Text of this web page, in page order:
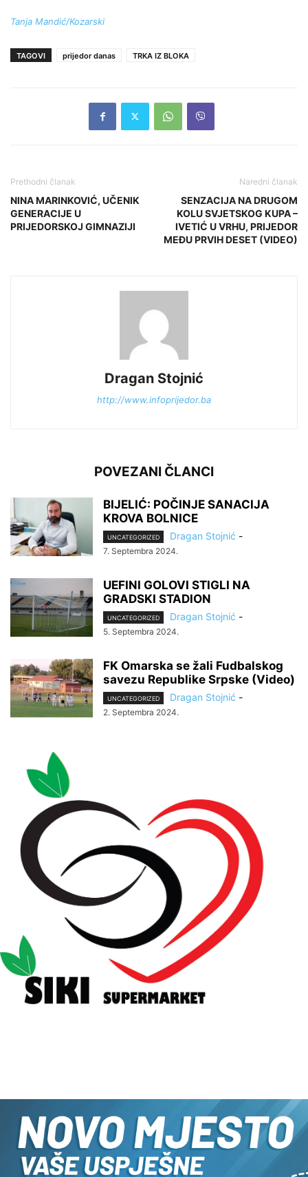
Tanja Mandić/Kozarski
TAGOVI prijedor danas TRKA IZ BLOKA
Prethodni članak
NINA MARINKOVIĆ, UČENIK
GENERACIJE U
PRIJEDORSKOJ GIMNAZIJI
Naredni članak
SENZACIJA NA DRUGOM
KOLU SVJETSKOG KUPA –
IVETIĆ U VRHU, PRIJEDOR
MEĐU PRVIH DESET (VIDEO)
Dragan Stojnić
http://www.infoprijedor.ba
POVEZANI ČLANCI
BIJELIĆ: POČINJE SANACIJA
KROVA BOLNICE
UNCATEGORIZED Dragan Stojnić -
7. Septembra 2024.
UEFINI GOLOVI STIGLI NA
GRADSKI STADION
UNCATEGORIZED Dragan Stojnić -
5. Septembra 2024.
FK Omarska se žali Fudbalskog
savezu Republike Srpske (Video)
UNCATEGORIZED Dragan Stojnić -
2. Septembra 2024.